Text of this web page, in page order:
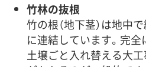
竹林の抜根
竹の根（地下茎）は地中
に連結しています。完
土壌ごと入れ替える大